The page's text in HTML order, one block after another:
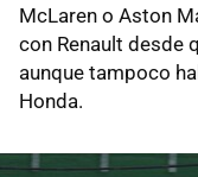
McLaren o Aston
con Renault desde
aunque tampoco
Honda.